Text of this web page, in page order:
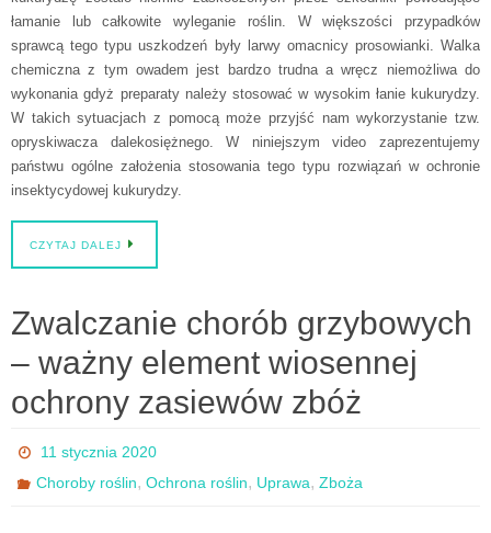
łamanie lub całkowite wyleganie roślin. W większości przypadków
sprawcą tego typu uszkodzeń były larwy omacnicy prosowianki. Walka
chemiczna z tym owadem jest bardzo trudna a wręcz niemożliwa do
wykonania gdyż preparaty należy stosować w wysokim łanie kukurydzy.
W takich sytuacjach z pomocą może przyjść nam wykorzystanie tzw.
opryskiwacza dalekosiężnego. W niniejszym video zaprezentujemy
państwu ogólne założenia stosowania tego typu rozwiązań w ochronie
insektycydowej kukurydzy.
CZYTAJ DALEJ
Zwalczanie chorób grzybowych
– ważny element wiosennej
ochrony zasiewów zbóż
11 stycznia 2020
Choroby roślin,Ochrona roślin, Uprawa,Zboża